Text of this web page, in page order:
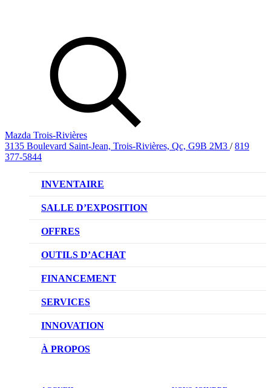
Mazda Trois-Rivières
3135 Boulevard Saint-Jean, Trois-Rivières, Qc, G9B 2M3 / 819
377-5844
INVENTAIRE
VÉHICULES NEUFS
VÉHICULES D’OCCASION
SALLE D’EXPOSITION
OFFRES
OFFRES DU CONCESSIONNAIRE
OUTILS D’ACHAT
CONFIGUREZ VOTRE VÉHICULE
RÉSERVEZ UN ESSAI ROUTIER
DEMANDEZ UN PRIX
FINANCEMENT
NOTRE DIFFÉRENCE
DEMANDE DE CRÉDIT AUTO
SERVICES
NOTRE PROMESSE
PRENDRE UN RENDEZ-VOUS
INNOVATION
TECHNOLOGIE SKYACTIV
À PROPOS